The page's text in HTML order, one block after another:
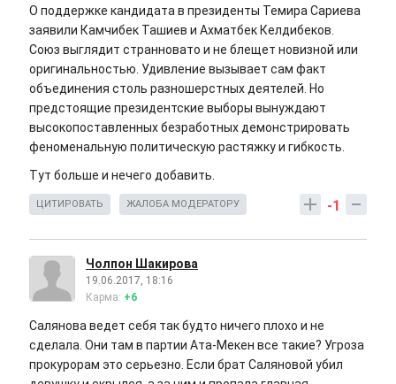
О поддержке кандидата в президенты Темира Сариева
заявили Камчибек Ташиев и Ахматбек Келдибеков.
Союз выглядит странновато и не блещет новизной или
оригинальностью. Удивление вызывает сам факт
объединения столь разношерстных деятелей. Но
предстоящие президентские выборы вынуждают
высокопоставленных безработных демонстрировать
феноменальную политическую растяжку и гибкость.
Тут больше и нечего добавить.
-1
ЦИТИРОВАТЬ ЖАЛОБА МОДЕРАТОРУ
Чолпон Шакирова
19.06.2017, 18:16
Карма: +6
Салянова ведет себя так будто ничего плохо и не
сделала. Они там в партии Ата-Мекен все такие? Угроза
прокурорам это серьезно. Если брат Саляновой убил